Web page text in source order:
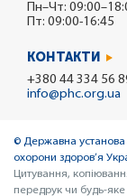
Пн–Чт:
Пт: 09:00-16:45
КОНТАКТИ
+380 44 334 56
info@phc.org.ua
© Державна установа
охорони здоров’я
Цитування,
передрук чи будь-